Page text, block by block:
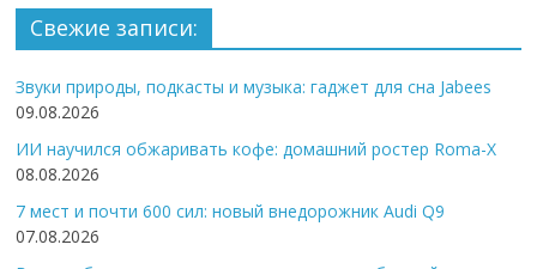
Свежие записи:
Звуки природы, подкасты и музыка: гаджет для сна Jabees
09.08.2026
ИИ научился обжаривать кофе: домашний ростер Roma-X
08.08.2026
7 мест и почти 600 сил: новый внедорожник Audi Q9
07.08.2026